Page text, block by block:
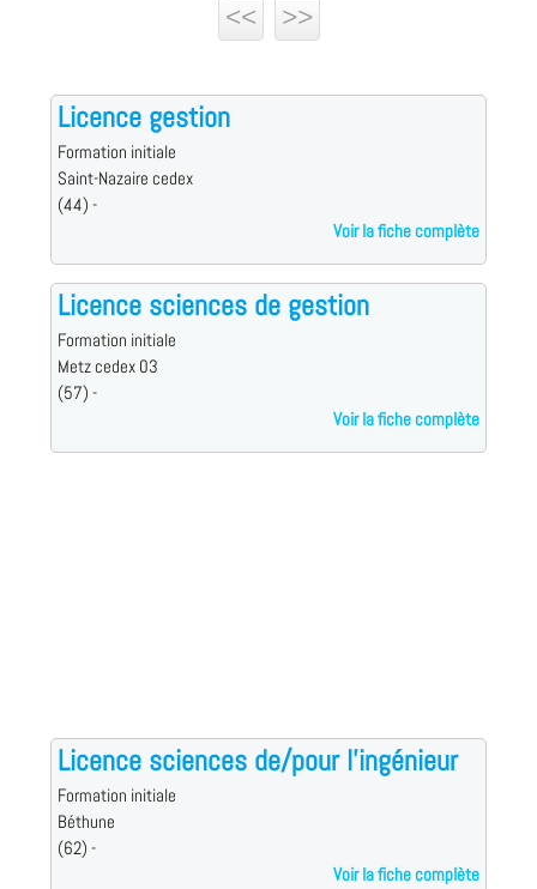
<<
>>
Licence gestion
Formation initiale
Saint-Nazaire cedex
(44) -
Voir la fiche complète
Licence sciences de gestion
Formation initiale
Metz cedex 03
(57) -
Voir la fiche complète
Licence sciences de/pour l'ingénieur
Formation initiale
Béthune
(62) -
Voir la fiche complète